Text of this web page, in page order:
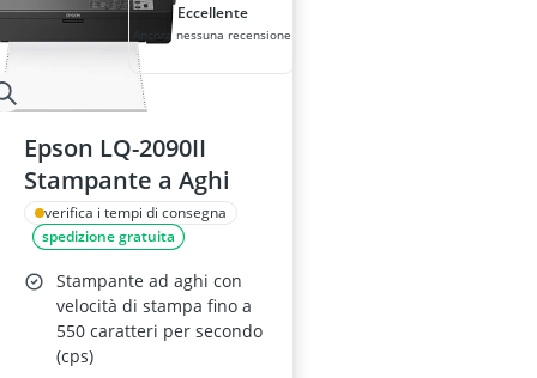
Eccellente
Ancora nessuna recensione
Epson LQ-2090II
Stampante a Aghi
verifica i tempi di consegna
spedizione gratuita
Stampante ad aghi con
velocità di stampa fino a
550 caratteri per secondo
(cps)